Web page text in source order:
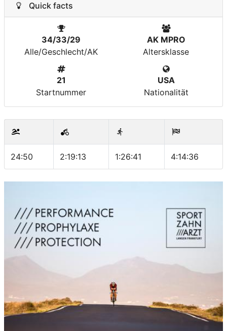
Quick facts
34/33/29
Alle/Geschlecht/AK
AK MPRO
Altersklasse
21
Startnummer
USA
Nationalität
24:50 2:19:13 1:26:41 4:14:36